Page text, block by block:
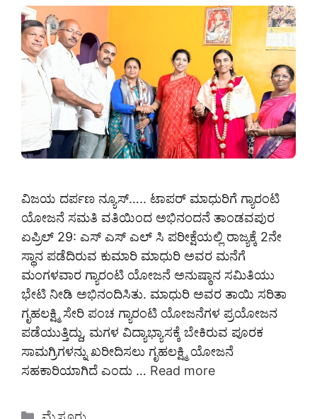
ವಿಜಯ ದರ್ಪಣ ನ್ಯೂಸ್….. ಟಾಪರ್‌ ಮಾಧುರಿಗೆ ಗ್ಯಾರಂಟಿ
ಯೋಜನೆ ಸಮತಿ ವತಿಯಿಂದ ಅಭಿನಂದನೆ ತಾಂಡವಪುರ
ಏಪ್ರಿಲ್ 29: ಎಸ್ ಎಸ್ ಎಲ್ ಸಿ ಪರೀಕ್ಷೆಯಲ್ಲಿ ರಾಜ್ಯಕ್ಕೆ 2ನೇ
ಸ್ಥಾನ ಪಡೆದಿರುವ ಕುಮಾರಿ ಮಾಧುರಿ ಅವರ ಮನೆಗೆ
ಮಂಗಳವಾರ ಗ್ಯಾರಂಟಿ ಯೋಜನೆ ಅನುಷ್ಠಾನ ಸಮಿತಿಯು
ಭೇಟಿ ನೀಡಿ ಅಭಿನಂದಿಸಿತು. ಮಾಧುರಿ ಅವರ ತಾಯಿ ಸರಿತಾ
ಗೃಹಲಕ್ಷ್ಮಿ ಸೇರಿ ಪಂಚ ಗ್ಯಾರಂಟಿ ಯೋಜನೆಗಳ ಪ್ರಯೋಜನ
ಪಡೆಯುತ್ತಿದ್ದು, ಮಗಳ ವಿದ್ಯಾಭ್ಯಾಸಕ್ಕೆ ಬೇಕಿರುವ ಪೂರಕ
ಸಾಮಗ್ರಿಗಳನ್ನು ಖರೀದಿಸಲು ಗೃಹಲಕ್ಷ್ಮಿ ಯೋಜನೆ
ಸಹಕಾರಿಯಾಗಿದೆ ಎಂದು … Read more
Categories